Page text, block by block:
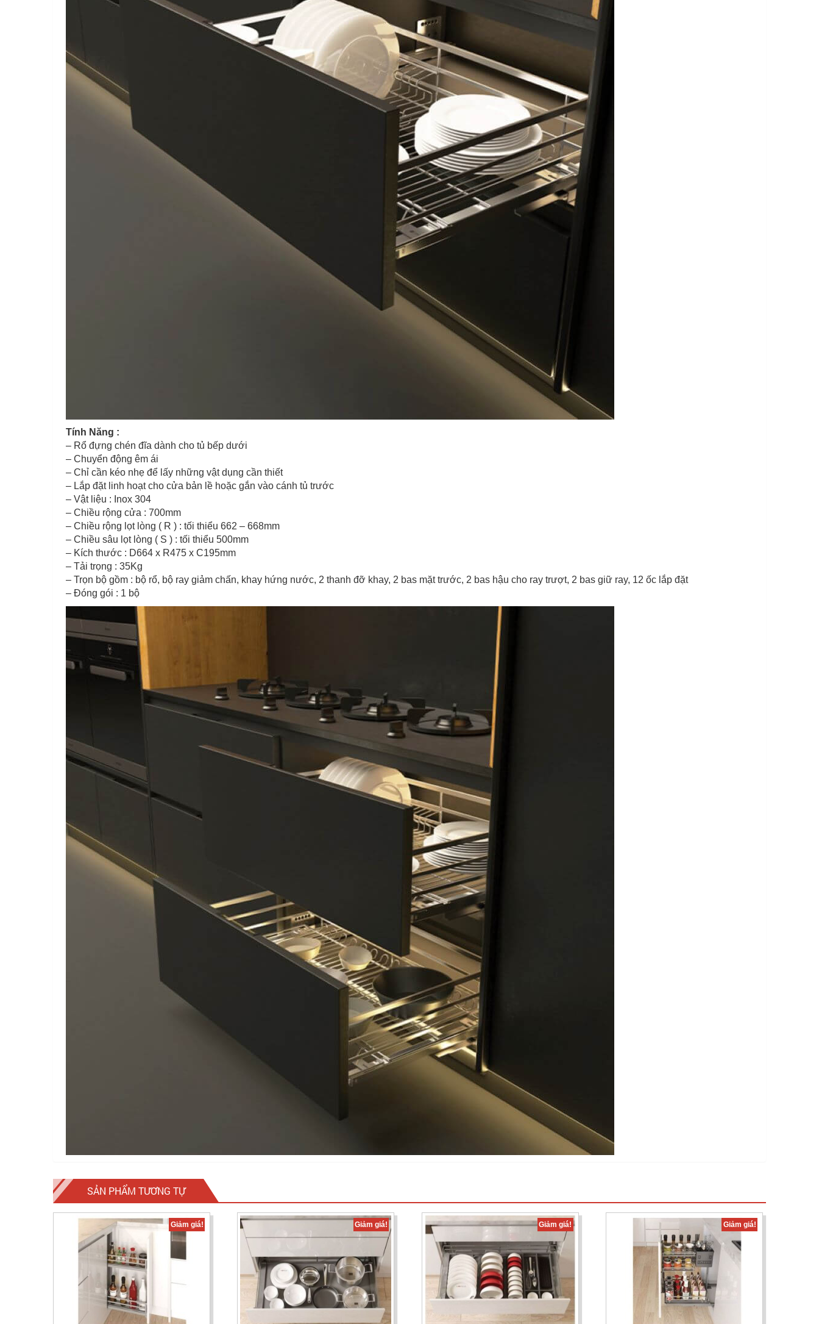
Tính Năng :
– Rổ đựng chén đĩa dành cho tủ bếp dưới
– Chuyển động êm ái
– Chỉ cần kéo nhẹ để lấy những vật dụng cần thiết
– Lắp đặt linh hoạt cho cửa bản lề hoặc gắn vào cánh tủ trước
– Vật liệu : Inox 304
– Chiều rộng cửa : 700mm
– Chiều rộng lọt lòng ( R ) : tối thiểu 662 – 668mm
– Chiều sâu lọt lòng ( S ) : tối thiểu 500mm
– Kích thước : D664 x R475 x C195mm
– Tải trọng : 35Kg
– Trọn bộ gồm : bộ rổ, bộ ray giảm chấn, khay hứng nước, 2 thanh đỡ khay, 2 bas mặt trước, 2 bas hậu cho ray trượt, 2 bas giữ ray, 12 ốc lắp đặt
– Đóng gói : 1 bộ
SẢN PHẨM TƯƠNG TỰ
Giảm giá! Giảm giá! Giảm giá! Giảm giá!